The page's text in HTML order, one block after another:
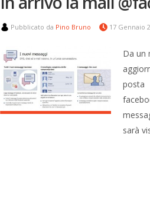
Pubblicato da Pino Bruno 17 Gennaio
Da un
posta
sarà